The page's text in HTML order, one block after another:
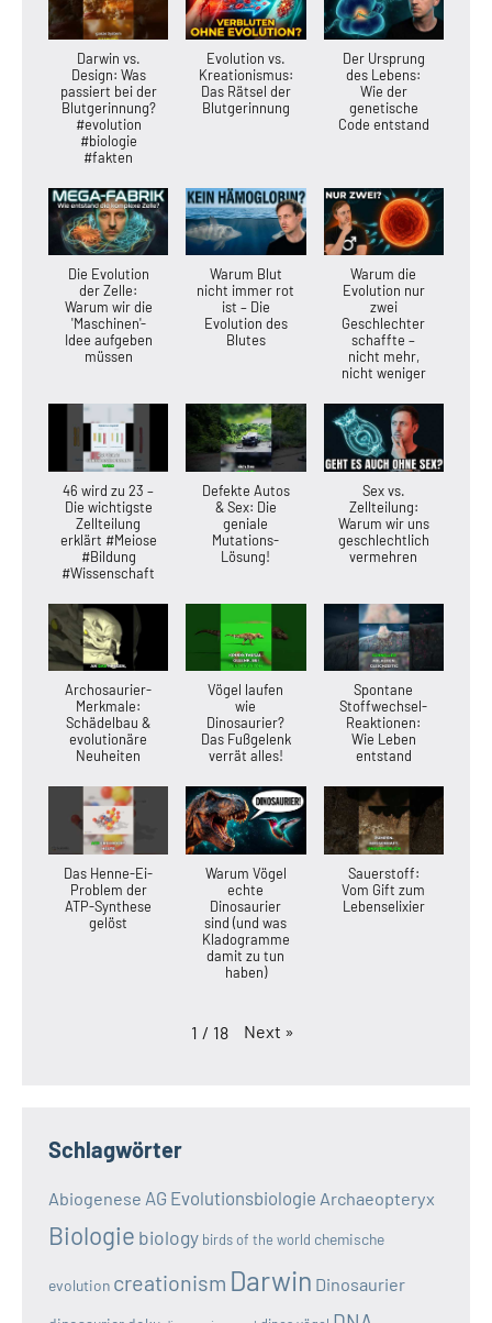
Darwin vs.
Design: Was
passiert bei der
Blutgerinnung?
#evolution
#biologie
#fakten
Evolution vs.
Kreationismus:
Das Rätsel der
Blutgerinnung
Der Ursprung
des Lebens:
Wie der
genetische
Code entstand
Die Evolution
der Zelle:
Warum wir die
'Maschinen'-
Idee aufgeben
müssen
Warum Blut
nicht immer rot
ist – Die
Evolution des
Blutes
Warum die
Evolution nur
zwei
Geschlechter
schaffte –
nicht mehr,
nicht weniger
46 wird zu 23 –
Die wichtigste
Zellteilung
erklärt #Meiose
#Bildung
#Wissenschaft
Defekte Autos
& Sex: Die
geniale
Mutations-
Lösung!
Sex vs.
Zellteilung:
Warum wir uns
geschlechtlich
vermehren
Archosaurier-
Merkmale:
Schädelbau &
evolutionäre
Neuheiten
Vögel laufen
wie
Dinosaurier?
Das Fußgelenk
verrät alles!
Spontane
Stoffwechsel-
Reaktionen:
Wie Leben
entstand
Das Henne-Ei-
Problem der
ATP-Synthese
gelöst
Warum Vögel
echte
Dinosaurier
sind (und was
Kladogramme
damit zu tun
haben)
Sauerstoff:
Vom Gift zum
Lebenselixier
1 / 18 Next »
Schlagwörter
Abiogenese AG Evolutionsbiologie Archaeopteryx
Biologie biology birds of the world chemische
evolution creationism Darwin Dinosaurier